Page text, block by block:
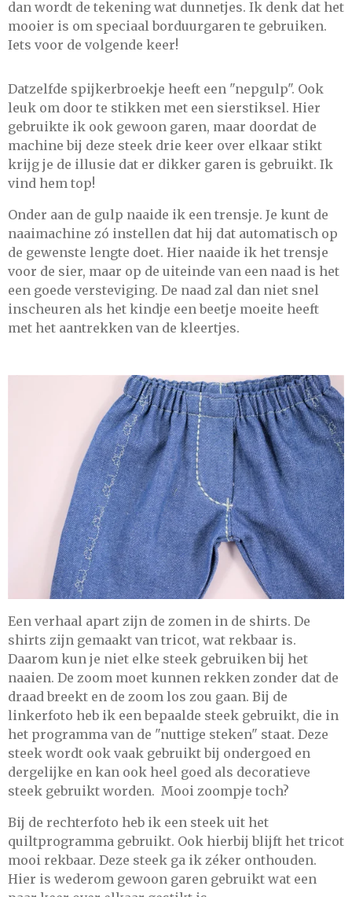
dan wordt de tekening wat dunnetjes. Ik denk dat het
mooier is om speciaal borduurgaren te gebruiken.
Iets voor de volgende keer!
Datzelfde spijkerbroekje heeft een "nepgulp". Ook
leuk om door te stikken met een sierstiksel. Hier
gebruikte ik ook gewoon garen, maar doordat de
machine bij deze steek drie keer over elkaar stikt
krijg je de illusie dat er dikker garen is gebruikt. Ik
vind hem top!
Onder aan de gulp naaide ik een trensje. Je kunt de
naaimachine zó instellen dat hij dat automatisch op
de gewenste lengte doet. Hier naaide ik het trensje
voor de sier, maar op de uiteinde van een naad is het
een goede versteviging. De naad zal dan niet snel
inscheuren als het kindje een beetje moeite heeft
met het aantrekken van de kleertjes.
Een verhaal apart zijn de zomen in de shirts. De
shirts zijn gemaakt van tricot, wat rekbaar is.
Daarom kun je niet elke steek gebruiken bij het
naaien. De zoom moet kunnen rekken zonder dat de
draad breekt en de zoom los zou gaan. Bij de
linkerfoto heb ik een bepaalde steek gebruikt, die in
het programma van de "nuttige steken" staat. Deze
steek wordt ook vaak gebruikt bij ondergoed en
dergelijke en kan ook heel goed als decoratieve
steek gebruikt worden. Mooi zoompje toch?
Bij de rechterfoto heb ik een steek uit het
quiltprogramma gebruikt. Ook hierbij blijft het tricot
mooi rekbaar. Deze steek ga ik zéker onthouden.
Hier is wederom gewoon garen gebruikt wat een